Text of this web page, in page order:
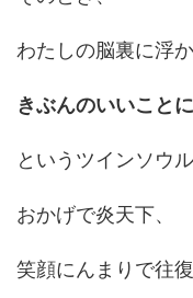
わたしの脳裏に浮
きぶんのいいこと
というツインソウ
おかげで炎天下、
笑顔にんまりで往